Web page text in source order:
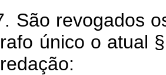
São revogados
único o atual